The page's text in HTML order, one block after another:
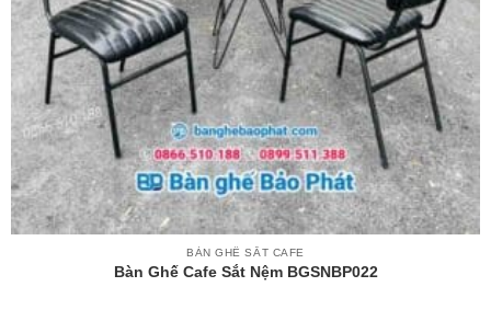
BÀN GHẾ SẮT CAFE
Bàn Ghế Cafe Sắt Nệm BGSNBP022